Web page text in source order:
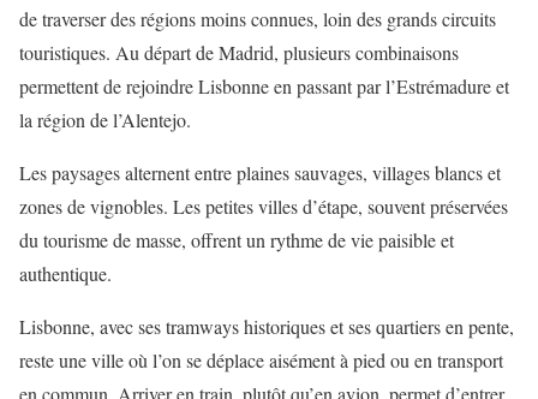
de traverser des régions moins connues, loin des grands circuits
touristiques. Au départ de Madrid, plusieurs combinaisons
permettent de rejoindre Lisbonne en passant par l’Estrémadure et
la région de l’Alentejo.
Les paysages alternent entre plaines sauvages, villages blancs et
zones de vignobles. Les petites villes d’étape, souvent préservées
du tourisme de masse, offrent un rythme de vie paisible et
authentique.
Lisbonne, avec ses tramways historiques et ses quartiers en pente,
reste une ville où l’on se déplace aisément à pied ou en transport